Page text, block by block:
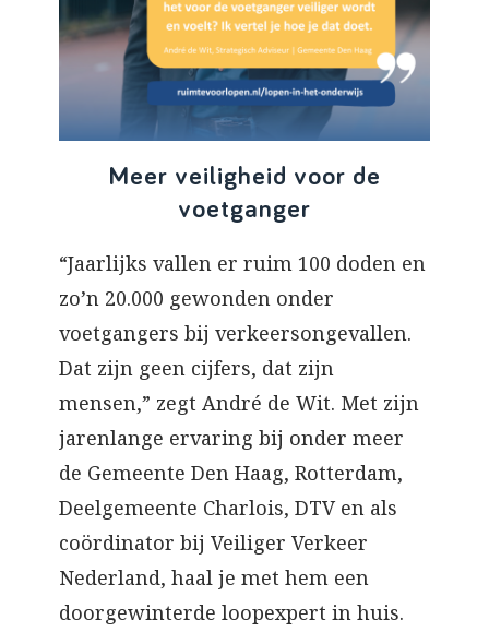
Meer veiligheid voor de
voetganger
“Jaarlijks vallen er ruim 100 doden en
zo’n 20.000 gewonden onder
voetgangers bij verkeersongevallen.
Dat zijn geen cijfers, dat zijn
mensen,” zegt André de Wit. Met zijn
jarenlange ervaring bij onder meer
de Gemeente Den Haag, Rotterdam,
Deelgemeente Charlois, DTV en als
coördinator bij Veiliger Verkeer
Nederland, haal je met hem een
doorgewinterde loopexpert in huis.